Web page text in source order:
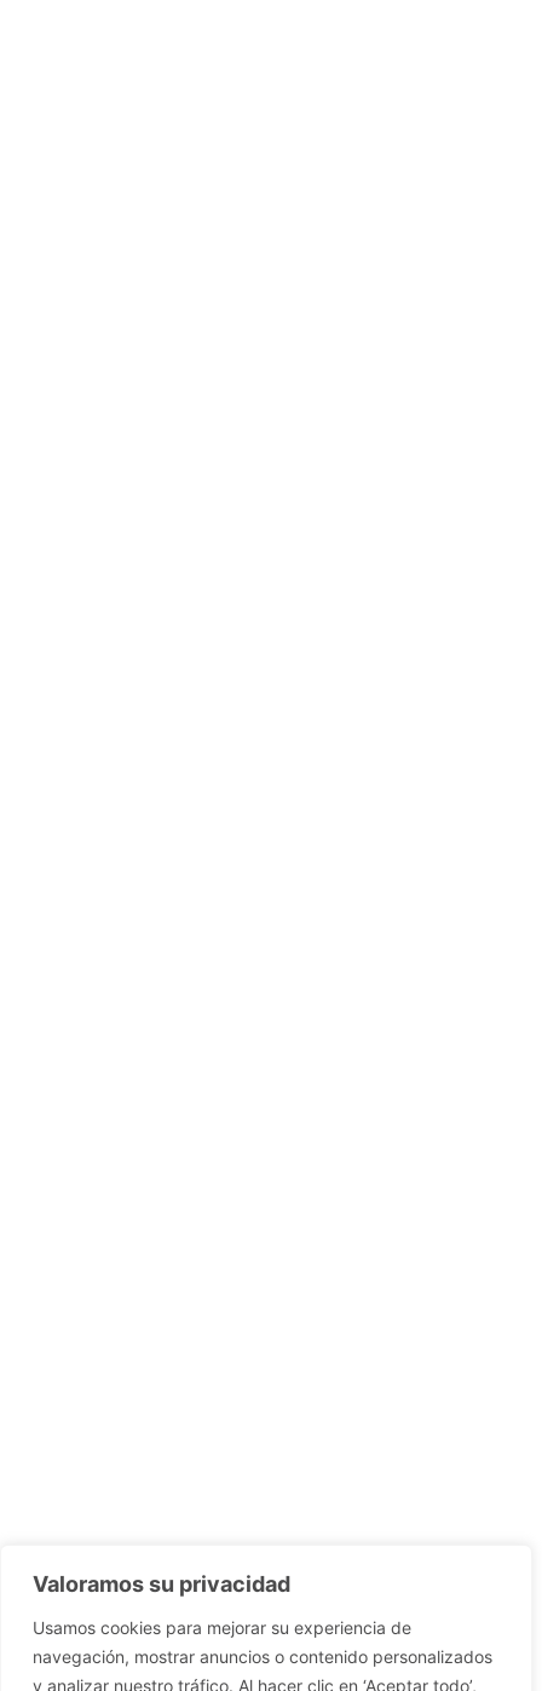
Valoramos su privacidad
Usamos cookies para mejorar su experiencia de
navegación, mostrar anuncios o contenido personalizados
y analizar nuestro tráfico. Al hacer clic en ‘Aceptar todo’,